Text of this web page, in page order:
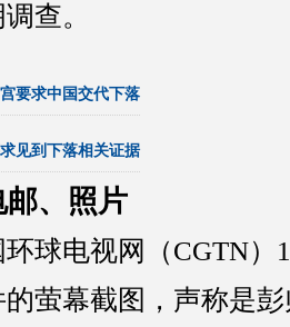
查。
要求中国交代下落
见到下落相关证据
、照片
球电视网（CGTN）
萤幕截图，声称是